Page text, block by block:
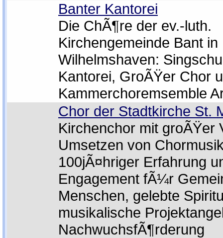
Banter Kantorei
Die ChÃ¶re der ev.-luth.
Kirchengemeinde Bant in
Wilhelmshaven:
Kantorei, GroÃŸer Chor
Kammerchoremsemble
Chor der Stadtkirche St.
Kirchenchor mit groÃŸer
Umsetzen von
100jÃ¤hriger Erfahrung
Engagement fÃ¼r
Menschen, gelebte
musikalische
NachwuchsfÃ¶rderung